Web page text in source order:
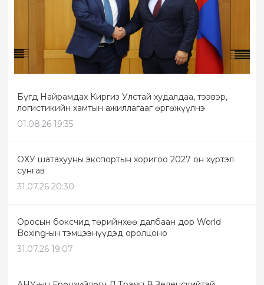
Бүгд Найрамдах Киргиз Улстай худалдаа, тээвэр,
логистикийн хамтын ажиллагааг өргөжүүлнэ
01.08.26 19:35
ОХУ шатахууны экспортын хоригоо 2027 он хүртэл
сунгав
31.07.26 20:30
Оросын боксчид төрийнхөө далбаан дор World
Boxing-ын тэмцээнүүдэд оролцоно
31.07.26 19:07